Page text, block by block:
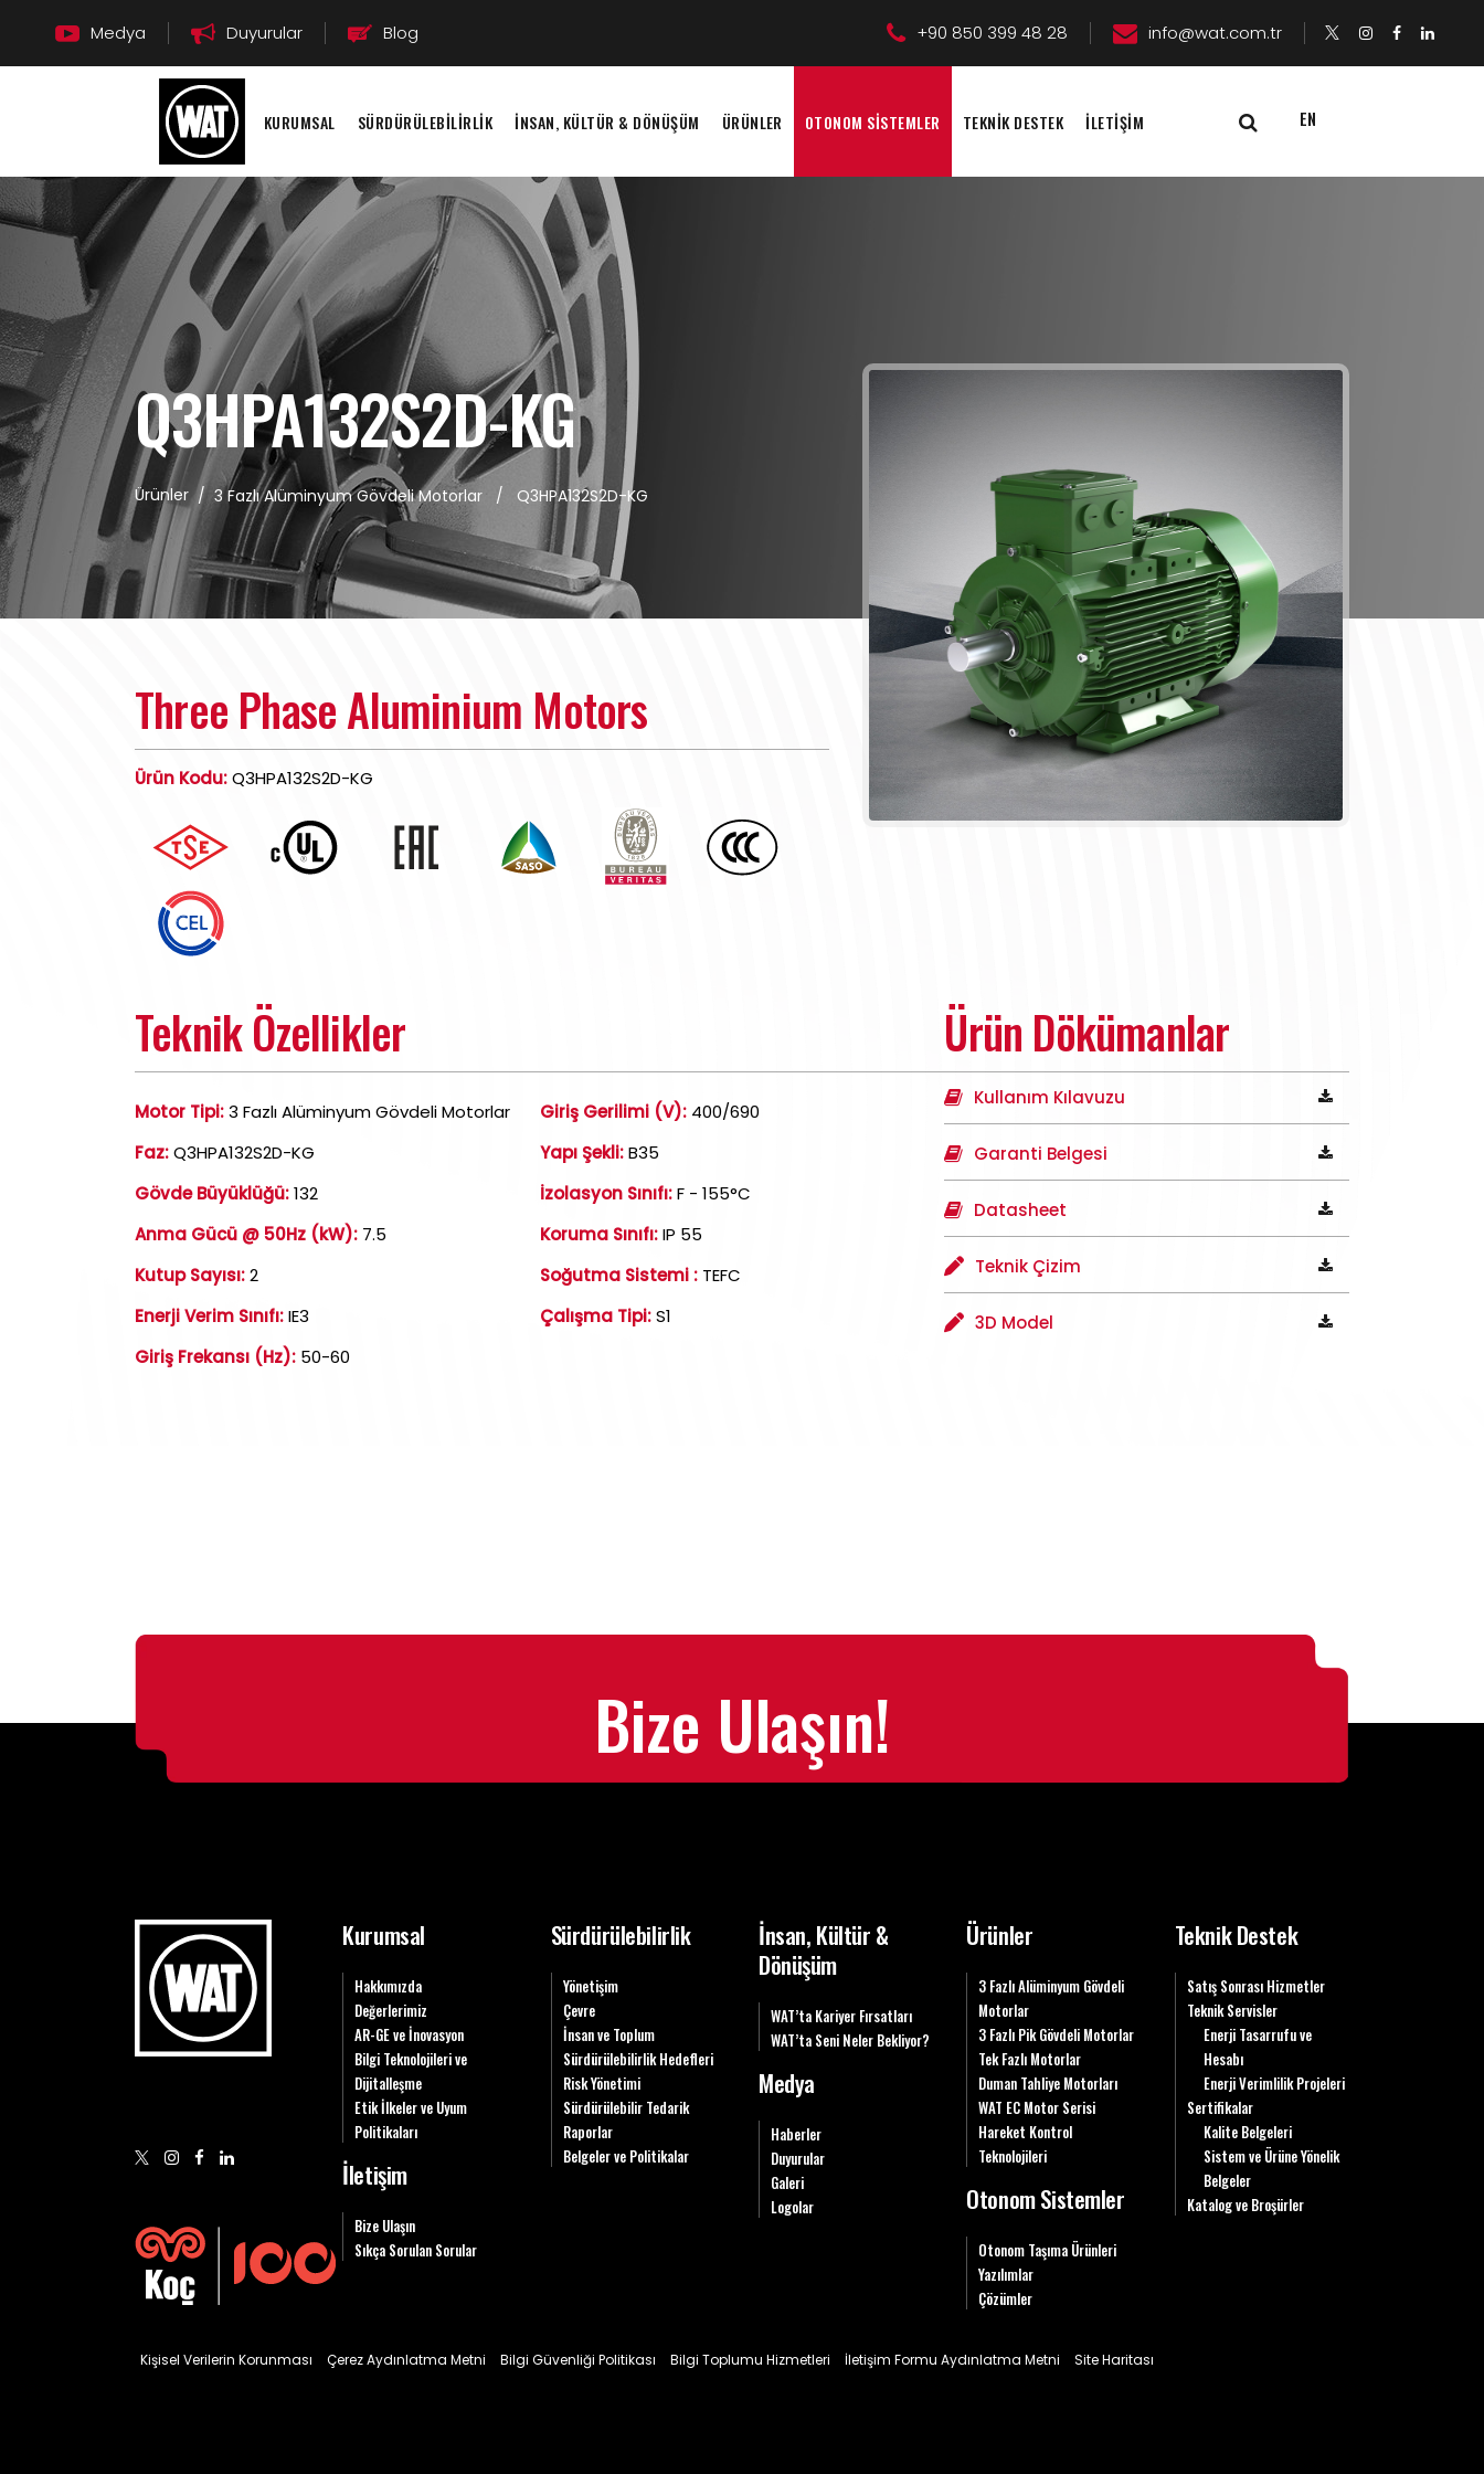
Medya Duyurular Blog +90 850 399 48 28 info@wat.com.tr
KURUMSAL SÜRDÜRÜLEBİLİRLİK İNSAN, KÜLTÜR & DÖNÜŞÜM ÜRÜNLER OTONOM SİSTEMLER TEKNİK DESTEK İLETİŞİM EN
Q3HPA132S2D-KG
Ürünler/ 3 Fazlı Alüminyum Gövdeli Motorlar / Q3HPA132S2D-KG
Three Phase Aluminium Motors
Ürün Kodu:Q3HPA132S2D-KG
Teknik Özellikler
Motor Tipi:3 Fazlı Alüminyum Gövdeli Motorlar
Faz:Q3HPA132S2D-KG
Gövde Büyüklüğü:132
Anma Gücü @ 50Hz (kW): 7.5
Kutup Sayısı:2
Enerji Verim Sınıfı:IE3
Giriş Frekansı (Hz): 50-60
Giriş Gerilimi (V):400/690
Yapı Şekli:B35
İzolasyon Sınıfı:F - 155°C
Koruma Sınıfı:IP 55
Soğutma Sistemi :TEFC
Çalışma Tipi:S1
Ürün Dökümanlar
Kullanım Kılavuzu
Garanti Belgesi
Datasheet
Teknik Çizim
3D Model
Bize Ulaşın!
Kurumsal
Hakkımızda
Değerlerimiz
AR-GE ve İnovasyon
Bilgi Teknolojileri ve
Dijitalleşme
Etik İlkeler ve Uyum
Politikaları
İletişim
Bize Ulaşın
Sıkça Sorulan Sorular
Sürdürülebilirlik
Yönetişim
Çevre
İnsan ve Toplum
Sürdürülebilirlik Hedefleri
Risk Yönetimi
Sürdürülebilir Tedarik
Raporlar
Belgeler ve Politikalar
İnsan, Kültür &
Dönüşüm
WAT’ta Kariyer Fırsatları
WAT’ta Seni Neler Bekliyor?
Medya
Haberler
Duyurular
Galeri
Logolar
Ürünler
3 Fazlı Alüminyum Gövdeli
Motorlar
3 Fazlı Pik Gövdeli Motorlar
Tek Fazlı Motorlar
Duman Tahliye Motorları
WAT EC Motor Serisi
Hareket Kontrol
Teknolojileri
Otonom Sistemler
Otonom Taşıma Ürünleri
Yazılımlar
Çözümler
Teknik Destek
Satış Sonrası Hizmetler
Teknik Servisler
Enerji Tasarrufu ve
Hesabı
Enerji Verimlilik Projeleri
Sertifikalar
Kalite Belgeleri
Sistem ve Ürüne Yönelik
Belgeler
Katalog ve Broşürler
Kişisel Verilerin Korunması Çerez Aydınlatma Metni Bilgi Güvenliği Politikası Bilgi Toplumu Hizmetleri İletişim Formu Aydınlatma Metni Site Haritası